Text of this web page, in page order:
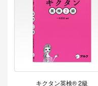
キクタン英検® 2級